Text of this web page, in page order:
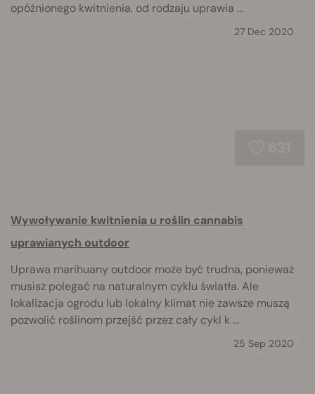
opóźnionego kwitnienia, od rodzaju uprawia ...
27 Dec 2020
Wywoływanie kwitnienia u roślin cannabis
uprawianych outdoor
Uprawa marihuany outdoor może być trudna, ponieważ
musisz polegać na naturalnym cyklu światła. Ale
lokalizacja ogrodu lub lokalny klimat nie zawsze muszą
pozwolić roślinom przejść przez cały cykl k ...
25 Sep 2020